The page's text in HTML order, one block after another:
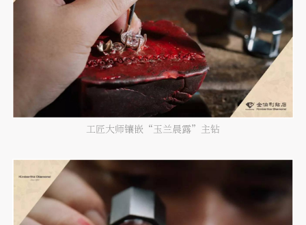
工匠大师镶嵌“玉兰晨露”主钻